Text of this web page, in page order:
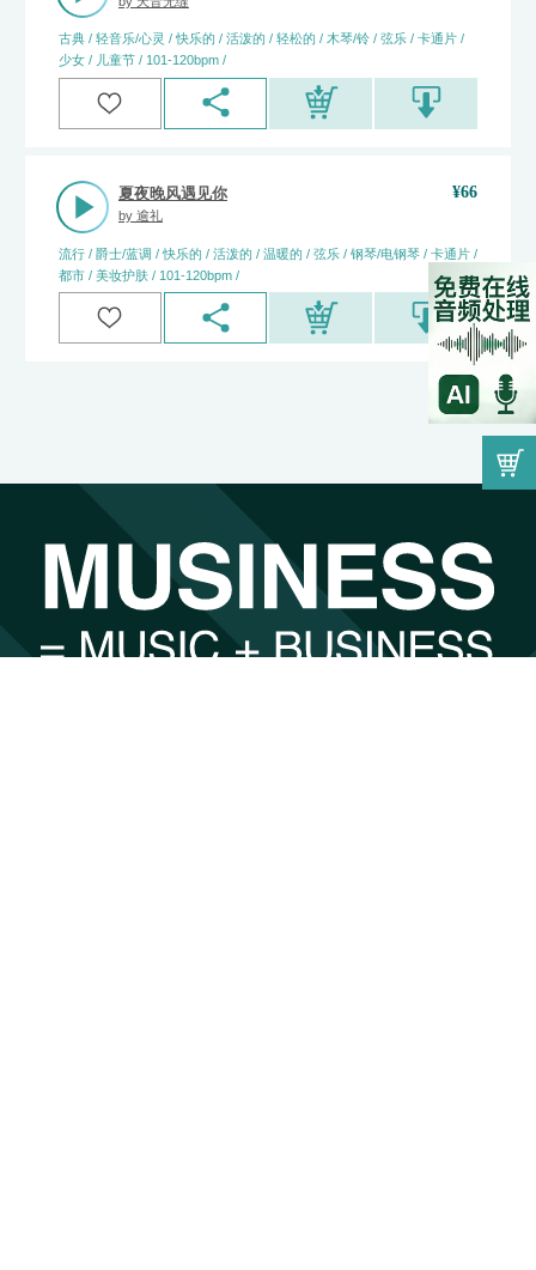
古典 / 轻音乐/心灵 / 快乐的 / 活泼的 / 轻松的 / 木琴/铃 / 弦乐 / 卡通片 /
少女 / 儿童节 / 101-120bpm /
夏夜晚风遇见你
by 逾礼
¥66
流行 / 爵士/蓝调 / 快乐的 / 活泼的 / 温暖的 / 弦乐 / 钢琴/电钢琴 / 卡通片 /
都市 / 美妆护肤 / 101-120bpm /